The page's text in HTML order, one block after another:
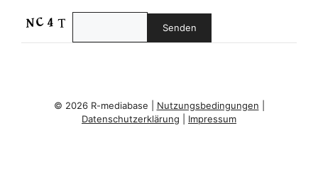
© 2026 R-mediabase | Nutzungsbedingungen
Datenschutzerklärung
Impressum